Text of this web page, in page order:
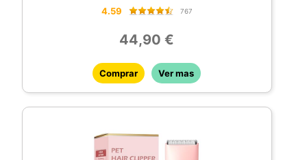
iones de litio de gran capacidad, se puede
cualquier momento, puedes recortar a tu
mascota en el jardín o cualquier otra
ocasión al aire libre. La hoja es
desmontable y lavable directamente bajo la
con el cepillo fácilmente.
Fuente de alimentación de larga duración:
4.59 767
44,90 €
Comprar Ver mas